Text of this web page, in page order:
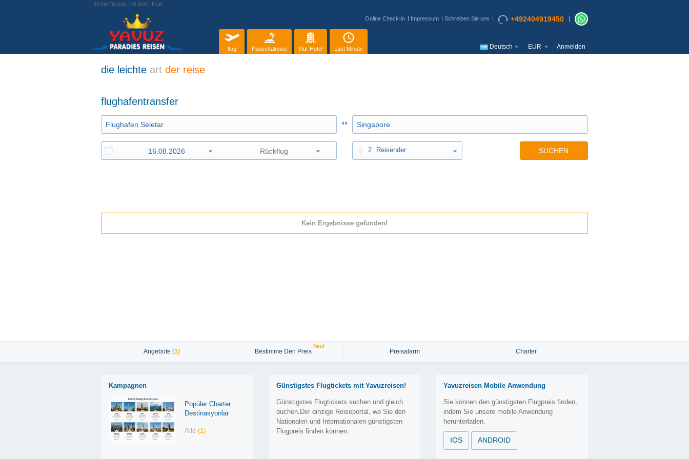
footer.tursab.no.text: true
Online Check-in Impressum Schreiben Sie uns +492404919450
flug Pauschalreise Nur Hotel Last Minute Deutsch EUR Anmelden
die leichte art der reise
flughafentransfer
2 Reisender SUCHEN
Kein Ergebnisse gefunden!
Angebote (1) Bestimme Den Preis
Neu!
Preisalarm Charter
Kampagnen
Popüler Charter
Destinasyonlar
Alle(1)
Günstigstes Flugtickets mit Yavuzreisen!
Günstigstes Flugtickets suchen und gleich
buchen.Der einzige Reiseportal, wo Sie den
Nationalen und Internationalen günstigsten
Flugpreis finden können.
Yavuzreisen Mobile Anwendung
Sie können den günstigsten Flugpreis finden,
indem Sie unsere mobile Anwendung
herunterladen.
IOS ANDROID